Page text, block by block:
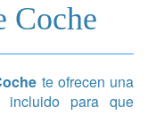
Coche
te ofrecen una
incluido para que